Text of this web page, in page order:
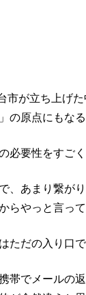
が立ち上げ
原点にもな
必要性をすご
、あまり繋が
やっと言って
だの入り口
でメールの